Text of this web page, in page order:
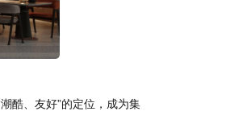
酷、友好”的定位，成为集